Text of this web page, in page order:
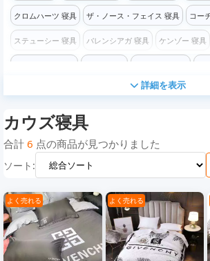
クロムハーツ 寝具 ザ・ノース・フェイス 寝具 コー
ステューシー 寝具 バレンシアガ 寝具 ケンゾー 寝具
ディズニー寝具 マイケルコース寝
カウズ寝具
詳細を表示
カウズ寝具
合計 6 点の商品が見つかりました
ソート:
よく売れる よく売れる